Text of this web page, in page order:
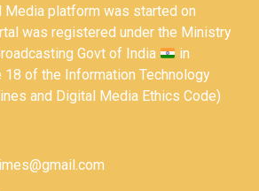
Media platform was started on
was registered under the Ministry
Govt of India
in
18 of the Information Technology
and Digital Media Ethics Code)